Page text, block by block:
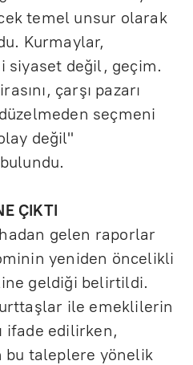
temel unsur olarak
Kurmaylar,
siyaset değil, geçim.
çarşı pazarı
seçmeni
değil"
ÇIKTI
gelen raporlar
yeniden öncelikli
geldiği belirtildi.
ile emeklilerin
ifade edilirken,
taleplere yönelik